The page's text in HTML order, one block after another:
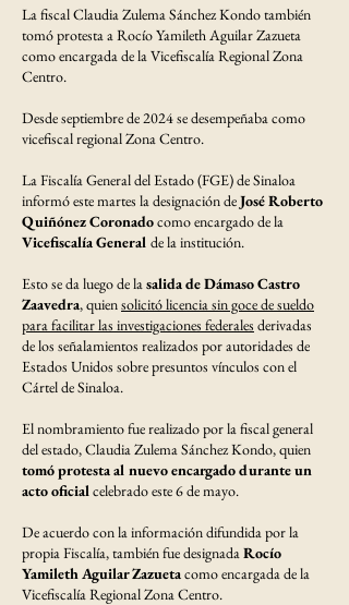
La fiscal Claudia Zulema Sánchez Kondo también
tomó protesta a Rocío Yamileth Aguilar Zazueta
como encargada de la Vicefiscalía Regional Zona
Centro.
Desde septiembre de 2024 se desempeñaba como
vicefiscal regional Zona Centro.
La Fiscalía General del Estado (FGE) de Sinaloa
informó este martes la designación deJosé Roberto
Quiñónez Coronadocomo encargado de la
Vicefiscalía General de la institución.
Esto se da luego de lasalida de Dámaso Castro
Zaavedra, quiensolicitó licencia sin goce de sueldo
para facilitar las investigaciones federales derivadas
de los señalamientos realizados por autoridades de
Estados Unidos sobre presuntos vínculos con el
Cártel de Sinaloa.
El nombramiento fue realizado por la fiscal general
del estado, Claudia Zulema Sánchez Kondo, quien
tomó protesta al nuevo encargado durante un
acto oficialcelebrado este 6 de mayo.
De acuerdo con la información difundida por la
propia Fiscalía, también fue designadaRocío
Yamileth Aguilar Zazuetacomo encargada de la
Vicefiscalía Regional Zona Centro.